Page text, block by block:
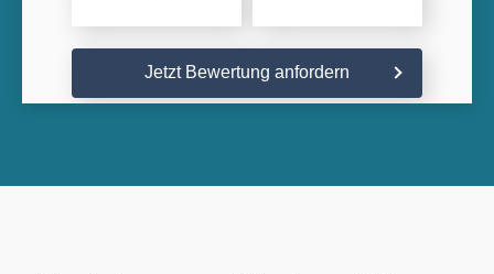
Jetzt Bewertung anfordern